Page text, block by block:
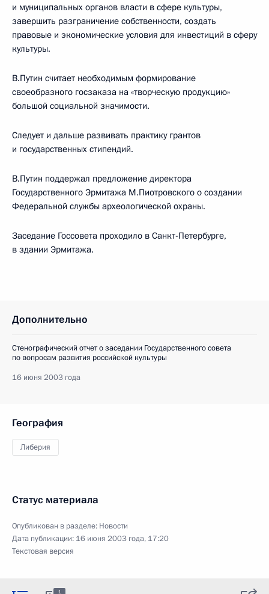
и муниципальных органов власти в сфере культуры,
завершить разграничение собственности, создать
правовые и экономические условия для инвестиций в сферу
культуры.
В.Путин считает необходимым формирование
своеобразного госзаказа на «творческую продукцию»
большой социальной значимости.
Следует и дальше развивать практику грантов
и государственных стипендий.
В.Путин поддержал предложение директора
Государственного Эрмитажа М.Пиотровского о создании
Федеральной службы археологической охраны.
Заседание Госсовета проходило в Санкт-Петербурге,
в здании Эрмитажа.
Дополнительно
Стенографический отчет о заседании Государственного совета
по вопросам развития российской культуры
16 июня 2003 года
География
Либерия
Статус материала
Опубликован в разделе: Новости
Дата публикации: 16 июня 2003 года, 17:20
Текстовая версия
1